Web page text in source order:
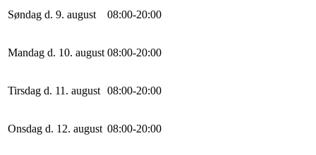
Søndag d. 9. august 08:00-20:00
Mandag d. 10. august 08:00-20:00
Tirsdag d. 11. august 08:00-20:00
Onsdag d. 12. august 08:00-20:00